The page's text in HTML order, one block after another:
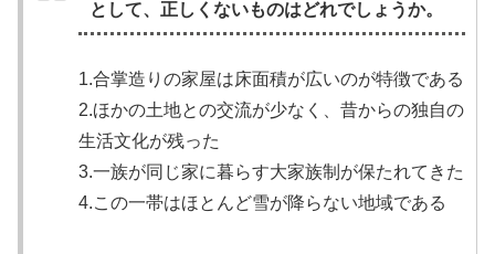
として、正しくないものはどれでしょうか。
1.合掌造りの家屋は床面積が広いのが特徴である
2.ほかの土地との交流が少なく、昔からの独自の
生活文化が残った
3.一族が同じ家に暮らす大家族制が保たれてきた
4.この一帯はほとんど雪が降らない地域である